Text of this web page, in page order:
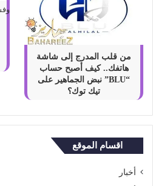
من قلب المدرج إلى شاشة
هاتفك.. كيف أصبح حساب
“BLU” نبض الجماهير على
تيك توك؟
اقسام الموقع
أخبار